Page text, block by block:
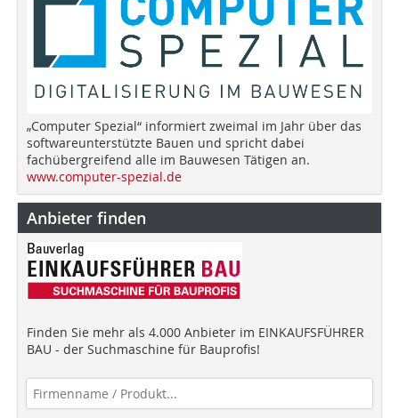
„Computer Spezial“ informiert zweimal im Jahr über das
softwareunterstützte Bauen und spricht dabei
fachübergreifend alle im Bauwesen Tätigen an.
www.computer-spezial.de
Anbieter finden
Finden Sie mehr als 4.000 Anbieter im EINKAUFSFÜHRER
BAU - der Suchmaschine für Bauprofis!